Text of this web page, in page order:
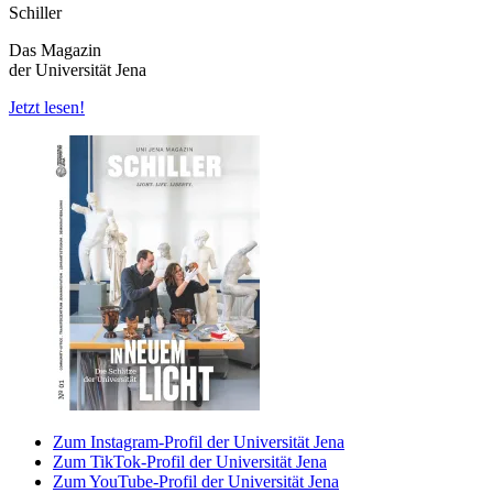
Schiller
Das Magazin
der Universität Jena
Jetzt lesen!
Zum Instagram-Profil der Universität Jena
Zum TikTok-Profil der Universität Jena
Zum YouTube-Profil der Universität Jena